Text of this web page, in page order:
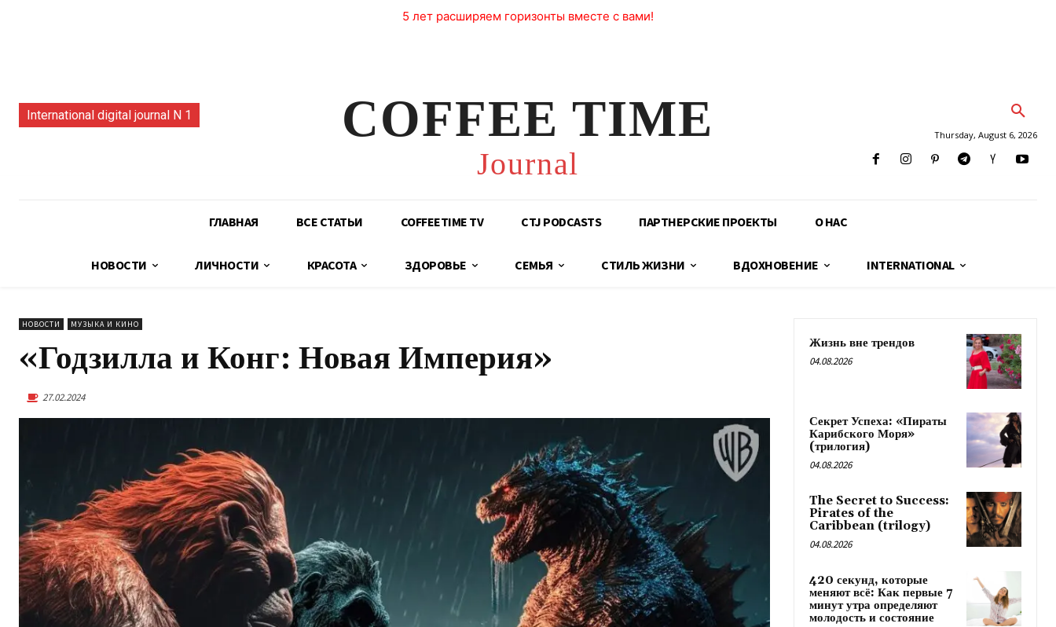
5 лет расширяем горизонты вместе с вами!
International digital journal N 1 COFFEE TIME
Journal
Thursday, August 6, 2026
ГЛАВНАЯ ВСЕ СТАТЬИ COFFEETIME TV CTJ PODCASTS ПАРТНЕРСКИЕ ПРОЕКТЫ О НАС
НОВОСТИ ЛИЧНОСТИ КРАСОТА ЗДОРОВЬЕ СЕМЬЯ СТИЛЬ ЖИЗНИ ВДОХНОВЕНИЕ INTERNATIONAL
НОВОСТИ МУЗЫКА И КИНО
«Годзилла и Конг: Новая Империя»
27.02.2024
Жизнь вне трендов
04.08.2026
Секрет Успеха: «Пираты
Карибского Моря»
(трилогия)
04.08.2026
The Secret to Success:
Pirates of the
Caribbean (trilogy)
04.08.2026
420 секунд, которые
меняют всё: Как первые 7
минут утра определяют
молодость и состояние